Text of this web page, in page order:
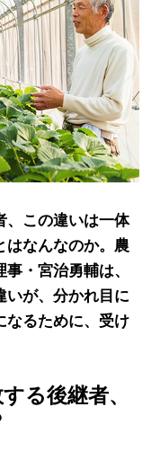
、この違いは一体
はなんなのか。農
・宮治勇輔は、
いが、分かれ目に
なるために、受け
る後継者、